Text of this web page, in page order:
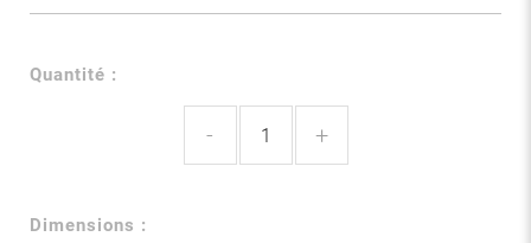
Quantité :
- +
Dimensions :